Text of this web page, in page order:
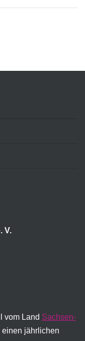
V.
vom Land Sachsen-
jährlichen